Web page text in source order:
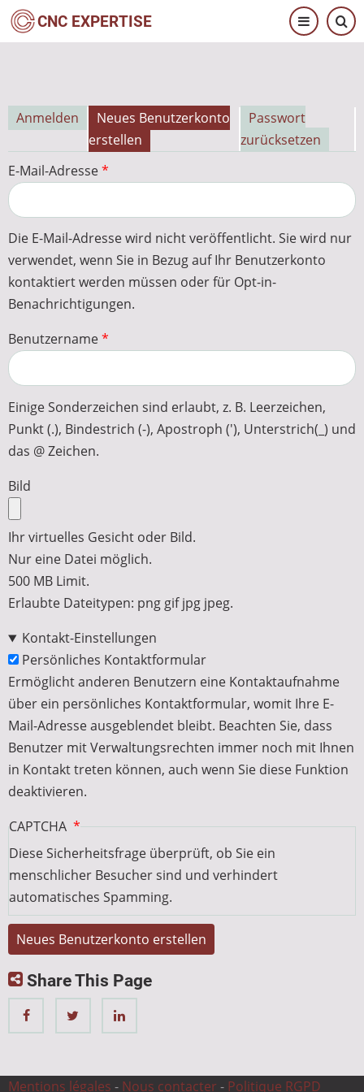
Direkt
zum
CNC EXPERTISE
Primäre
Reiter
Anmelden
Neues Benutzerkonto
erstellen
Passwort
zurücksetzen
E-Mail-Adresse
Die E-Mail-Adresse wird nicht veröffentlicht. Sie wird nur
verwendet, wenn Sie in Bezug auf Ihr Benutzerkonto
kontaktiert werden müssen oder für Opt-in-
Benachrichtigungen.
Benutzername
Einige Sonderzeichen sind erlaubt, z. B. Leerzeichen,
Punkt (.), Bindestrich (-), Apostroph ('), Unterstrich(_) und
das @ Zeichen.
Bild
Ihr virtuelles Gesicht oder Bild.
Nur eine Datei möglich.
500 MB Limit.
Erlaubte Dateitypen: png gif jpg jpeg.
Kontakt-Einstellungen
Persönliches Kontaktformular
Ermöglicht anderen Benutzern eine Kontaktaufnahme
über ein persönliches Kontaktformular, womit Ihre E-
Mail-Adresse ausgeblendet bleibt. Beachten Sie, dass
Benutzer mit Verwaltungsrechten immer noch mit Ihnen
in Kontakt treten können, auch wenn Sie diese Funktion
deaktivieren.
CAPTCHA
Diese Sicherheitsfrage überprüft, ob Sie ein
menschlicher Besucher sind und verhindert
automatisches Spamming.
Share This Page
Mentions légales - Nous contacter - Politique RGPD